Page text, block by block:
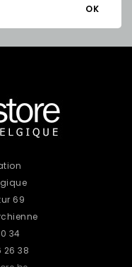
69
34
26 38